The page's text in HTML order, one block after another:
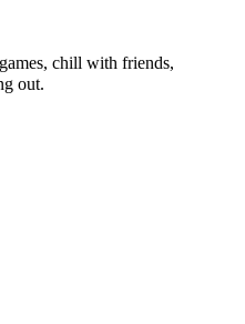
chill with friends,
out.